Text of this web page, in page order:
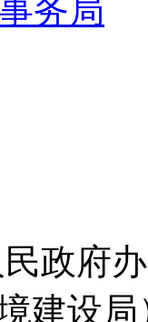
务局
政府
建设局